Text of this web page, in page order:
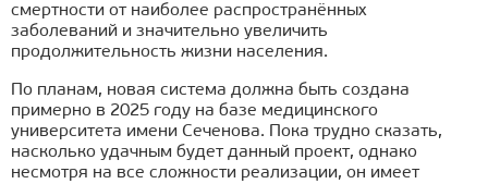
смертности от наиболее распространённых
заболеваний и значительно увеличить
продолжительность жизни населения.
По планам, новая система должна быть создана
примерно в 2025 году на базе медицинского
университета имени Сеченова. Пока трудно сказать,
насколько удачным будет данный проект, однако
несмотря на все сложности реализации, он имеет